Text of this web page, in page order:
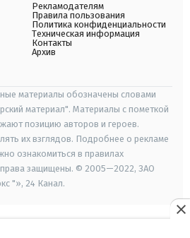
Рекламодателям
Правила пользования
Политика конфиденциальности
Техническая информация
Контакты
Архив
материалы обозначены словами
материал". Материалы с пометкой
позицию авторов и героев.
их взглядов. Подробнее о рекламе
ознакомиться в правилах
права защищены. © 2005—2022, ЗАО
"», 24 Канал.